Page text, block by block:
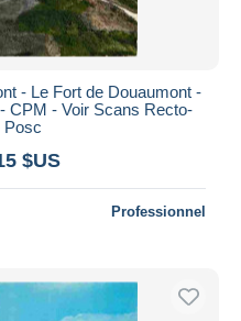
- Le Fort de Douaumont -
CPM - Voir Scans Recto-
Posc
$US
Professionnel